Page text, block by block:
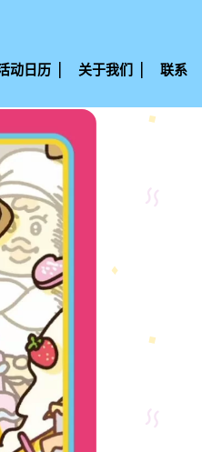
动日历 关于我们 联系